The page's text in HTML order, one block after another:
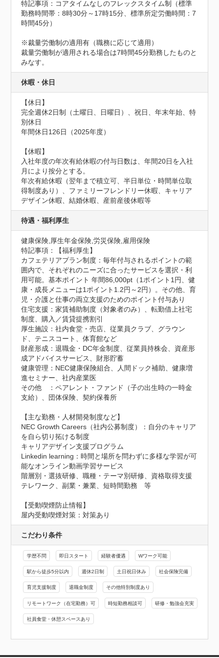
特記事項：コアタイムなしのフレックスタイム制（標準
勤務時間帯：8時30分～17時15分、標準所定労働時間：7
時間45分）
※裁量労働制の適用有（職務に応じて適用）
裁量労働制が適用される場合は7時間45分勤務したものと
みなす。
休暇・休日
【休日】
完全週休2日制（土曜日、日曜日）、祝日、年末年始、特
別休日
年間休日126日（2025年度）
【休暇】
入社年度の年次有給休暇の付与日数は、年間20日を入社
月により按分とする。
年次有給休暇（翌年まで積立可、半日単位・時間単位取
得制度あり）、ファミリーフレンドリー休暇、キャリア
デザイン休暇、結婚休暇、産前産後休暇等
待遇・福利厚生
健康保険,厚生年金保険,労災保険,雇用保険
特記事項：【福利厚生】
カフェテリアプラン制度：毎年付与されるポイントの範
囲内で、それぞれのニーズに合ったサービスを選択・利
用可能。基本ポイント 年間86,000pt（1ポイント1円、健
康・成長メニューは1ポイント1.2円～2円）。その他、育
児・介護と仕事の両立支援のためのポイント付与あり
住宅支援：家賃補助制度（対象者のみ）、転勤借上社宅
制度、購入／賃貸提携割引
厚生施設：社内食堂・売店、従業員クラブ、グラウン
ド、テニスコート、体育館など
財産形成：退職金・DC年金制度、従業員持株会、資産形
成アドバイスサービス、財形貯蓄
健康管理：NEC健康保険組合、人間ドック補助、健康増
進セミナー、社内産業医
その他　：ペアレント・ファンド（子の出生時の一時金
支給）、団体保険、契約保養所
【主な勤務・人材開発制度など】
NEC Growth Careers（社内公募制度）：自分のキャリア
を自ら切り拓ける制度
キャリアデザイン支援プログラム
Linkedin learning：時間と場所を問わずに多様な学習が可
能なオンライン動画学習サービス
階層別・選抜研修、職種・テーマ別研修、資格取得支援
テレワーク、副業・兼業、短時間勤務　等
【受動喫煙防止情報】
屋内受動喫煙対策：対策あり
こだわり条件
学歴不問 即日スタート 経験者優遇 Wワーク可能
駅から徒歩5分以内 週休2日制 土日祝日休み 社会保険完備
育児支援制度 退職金制度 その他特別制度あり
リモートワーク（在宅勤務）可 時短勤務相談可 研修・勉強会充実
社員食堂・休憩スペースあり